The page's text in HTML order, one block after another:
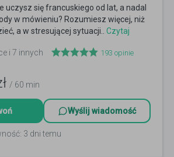
uczysz się francuskiego od lat, a nadal
w mówieniu? Rozumiesz więcej, niż
a w stresującej sytuacji..
Czytaj
i 7 innych
193 opinie
/ 60 min
Wyślij wiadomość
3 dni temu